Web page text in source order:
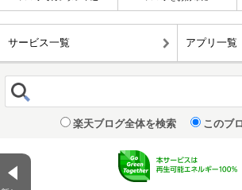
サービス一覧 アプリ一覧
楽天ブログ全体を検索 このブ